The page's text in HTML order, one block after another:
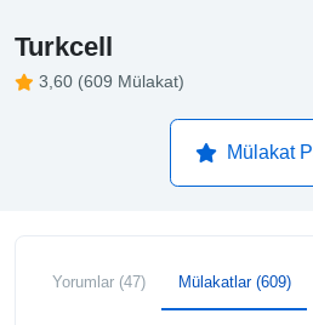
Turkcell
3,60 (609 Mülakat)
Mülakat
Yorumlar (47) Mülakatlar (609)